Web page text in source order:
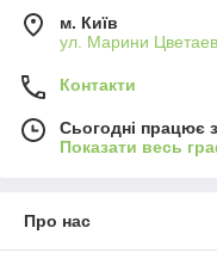
м. Київ
ул. Марини
Контакти
Сьогодні працює
Показати весь
Про нас